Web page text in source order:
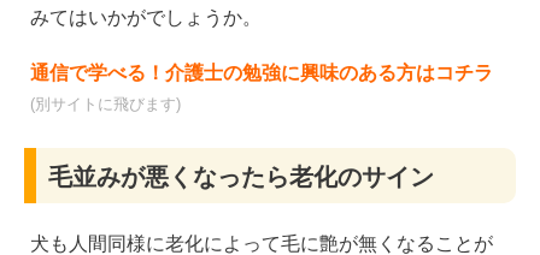
みてはいかがでしょうか。
通信で学べる！介護士の勉強に興味のある方はコチラ
(別サイトに飛びます)
毛並みが悪くなったら老化のサイン
犬も人間同様に老化によって毛に艶が無くなることが